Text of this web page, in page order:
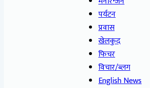
पर्यटन
प्रवास
खेलकुद
फिचर
विचार/ब्लग
English News